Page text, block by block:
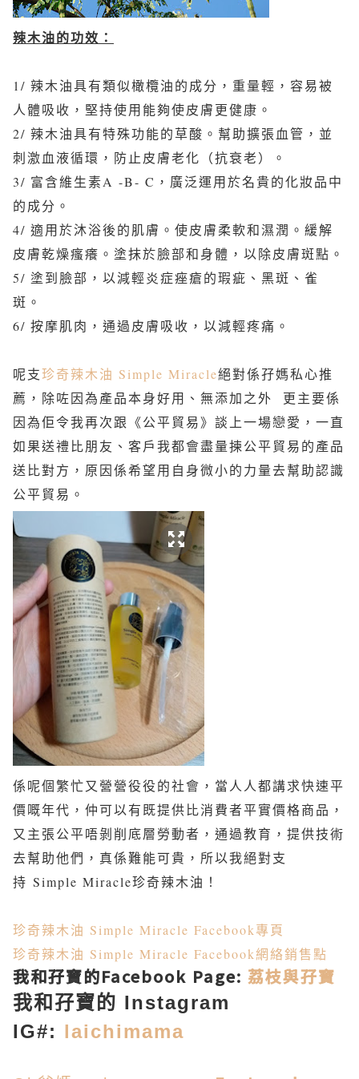
辣木油的功效：
1/ 辣木油具有類似橄欖油的成分，重量輕，容易被
人體吸收，堅持使用能夠使皮膚更健康。
2/ 辣木油具有特殊功能的草酸。幫助擴張血管，並
刺激血液循環，防止皮膚老化（抗衰老）。
3/ 富含維生素A -B- C，廣泛運用於名貴的化妝品中
的成分。
4/ 適用於沐浴後的肌膚。使皮膚柔軟和濕潤。緩解
皮膚乾燥瘙癢。塗抹於臉部和身體，以除皮膚斑點。
5/ 塗到臉部，以減輕炎症痤瘡的瑕疵、黑斑、雀
斑。
6/ 按摩肌肉，通過皮膚吸收，以減輕疼痛。
呢支珍奇辣木油 Simple Miracle絕對係孖媽私心推
薦，除咗因為產品本身好用、無添加之外 更主要係
因為佢令我再次跟《公平貿易》談上一場戀愛，一直
如果送禮比朋友、客戶我都會盡量揀公平貿易的產品
送比對方，原因係希望用自身微小的力量去幫助認識
公平貿易。
係呢個繁忙又營營役役的社會，當人人都講求快速平
價嘅年代，仲可以有既提供比消費者平實價格商品，
又主張公平唔剝削底層勞動者，通過教育，提供技術
去幫助他們，真係難能可貴，所以我絕對支
持 Simple Miracle珍奇辣木油 ！
珍奇辣木油 Simple Miracle Facebook專頁
珍奇辣木油 Simple Miracle Facebook網絡銷售點
我和孖寶的Facebook Page: 荔枝與孖寶
我和孖寶的 Instagram
IG#: laichimama